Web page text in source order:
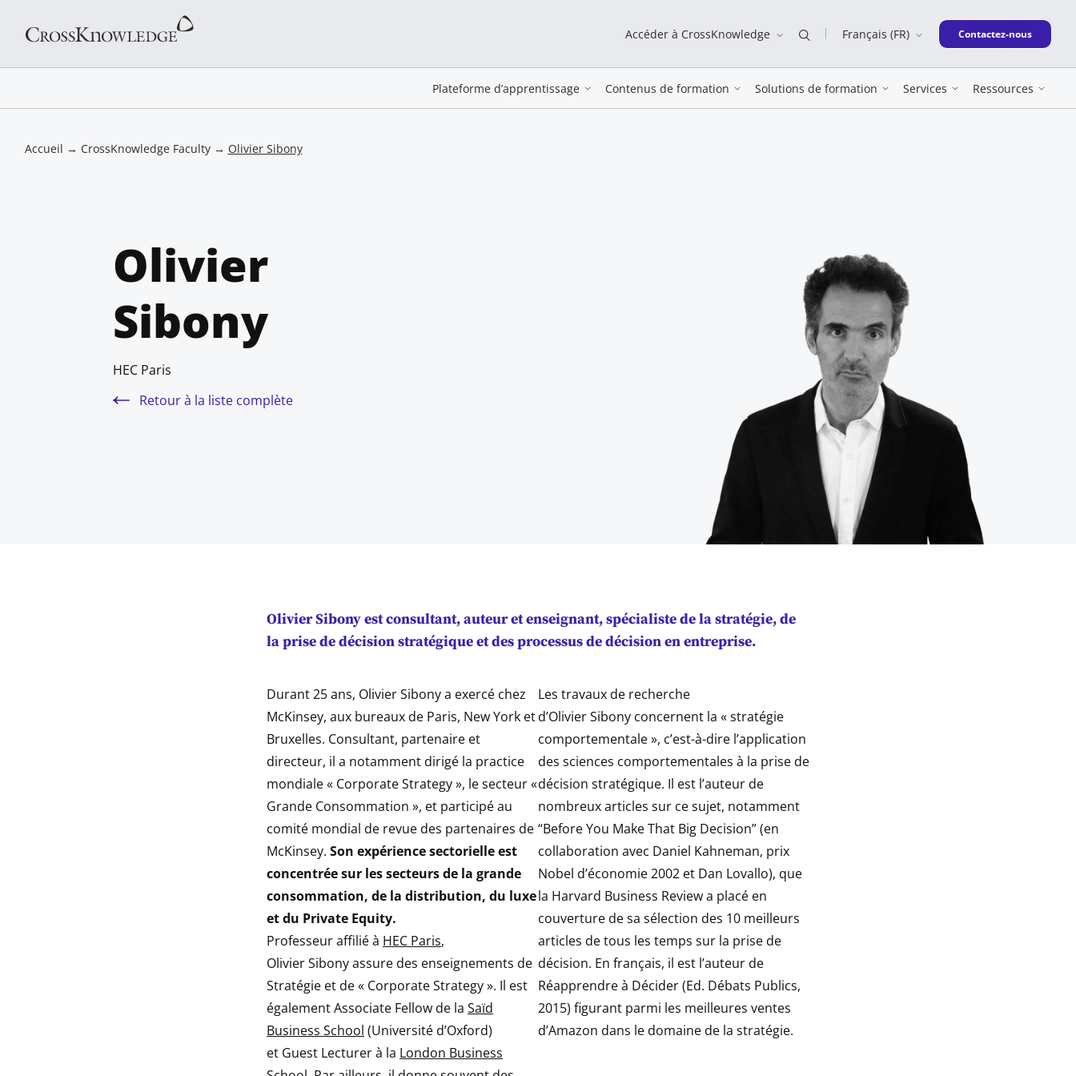
Accéder à CrossKnowledge Français (FR) New window
Contactez-nous
Plateforme d’apprentissage Contenus de formation Solutions de formation Services Ressources
Accueil → CrossKnowledge Faculty→ Olivier Sibony
Olivier
Sibony
HEC Paris
Retour à la liste complète
Olivier Sibonyest consultant, auteur et enseignant, spécialiste de la stratégie,de
la prise de décision stratégique et des processus de décision en entreprise.
Durant 25 ans, Olivier Sibony a exercé chez
McKinsey, aux bureaux de Paris, New York et
Bruxelles. Consultant, partenaire et
directeur, il a notamment dirigé la practice
mondiale « Corporate Strategy », le secteur «
Grande Consommation », et participé au
comité mondial de revue des partenaires de
McKinsey. Son expérience sectorielle est
concentrée sur les secteurs de la grande
consommation, de la distribution, du luxe
et du Private Equity.
Professeur affilié à HEC Paris,
Olivier Sibony assure des enseignements de
Stratégie et de « Corporate Strategy ». Il est
également Associate Fellow de la Saïd
Business School (Université d’Oxford)
et Guest Lecturer à la London Business
Les travaux de recherche
d’Olivier Sibony concernent la « stratégie
comportementale », c’est-à-dire l’application
des sciences comportementales à la prise de
décision stratégique. Il est l’auteur de
nombreux articles sur ce sujet, notamment
“Before You Make That Big Decision” (en
collaboration avec Daniel Kahneman, prix
Nobel d’économie 2002 et Dan Lovallo), que
la Harvard Business Review a placé en
couverture de sa sélection des 10 meilleurs
articles de tous les temps sur la prise de
décision. En français, il est l’auteur de
Réapprendre à Décider (Ed. Débats Publics,
2015) figurant parmi les meilleures ventes
d’Amazon dans le domaine de la stratégie.